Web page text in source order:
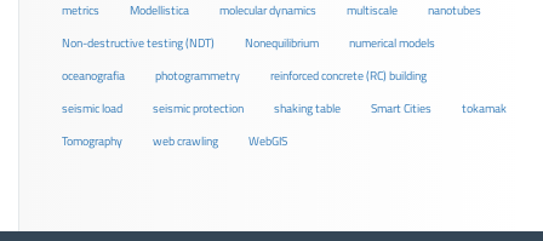
metrics
Modellistica molecular dynamics multiscale
nanotubes
Non-destructive testing (NDT)
Nonequilibrium
numerical models
oceanografia
photogrammetry
reinforced concrete (RC) building
seismic load
seismic protection shaking table Smart Cities
tokamak
Tomography
web crawling WebGIS